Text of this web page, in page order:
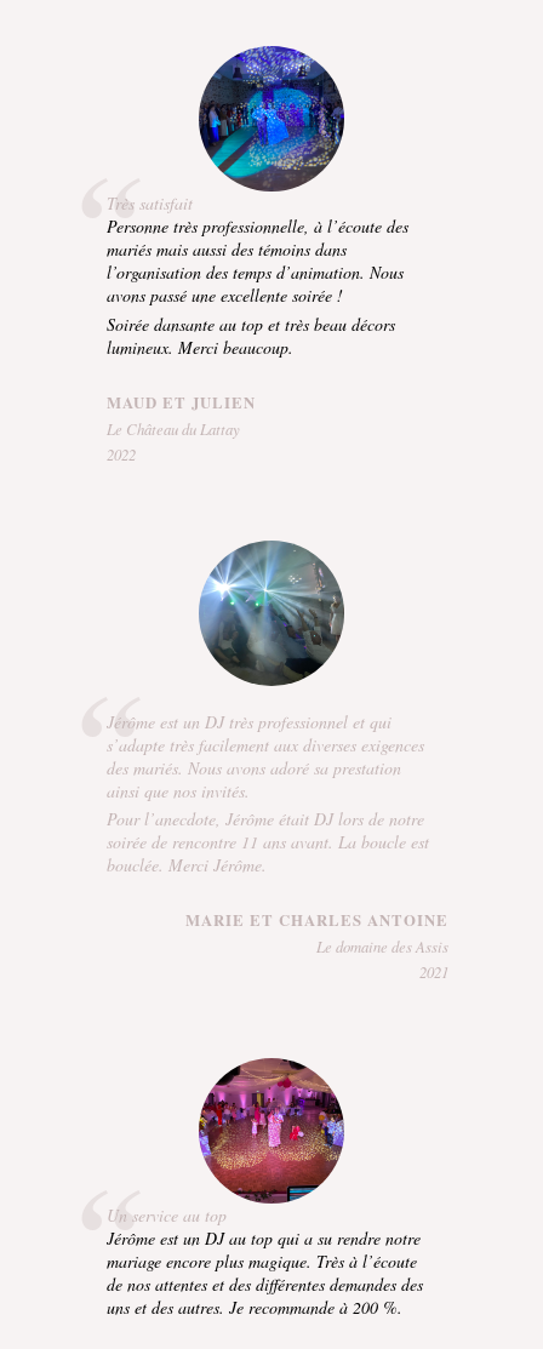
Très satisfait
Personne très professionnelle, à l’écoute des
mariés mais aussi des témoins dans
l’organisation des temps d’animation. Nous
avons passé une excellente soirée !
Soirée dansante au top et très beau décors
lumineux. Merci beaucoup.
MAUD ET JULIEN
Le Château du Lattay
2022
Jérôme est un DJ très professionnel et qui
s’adapte très facilement aux diverses exigences
des mariés. Nous avons adoré sa prestation
ainsi que nos invités.
Pour l’anecdote, Jérôme était DJ lors de notre
soirée de rencontre 11 ans avant. La boucle est
bouclée. Merci Jérôme.
MARIE ET CHARLES ANTOINE
Le domaine des Assis
2021
Un service au top
Jérôme est un DJ au top qui a su rendre notre
mariage encore plus magique. Très à l’écoute
de nos attentes et des différentes demandes des
uns et des autres. Je recommande à 200 %.